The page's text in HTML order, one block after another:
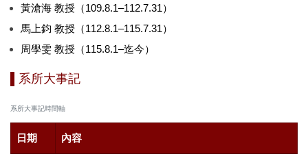
FAQs
黃滄海 教授（109.8.1–112.7.31）
馬上鈞 教授（112.8.1–115.7.31）
周學雯 教授（115.8.1–迄今）
系所大事記
系所大事記時間軸
日期 內容